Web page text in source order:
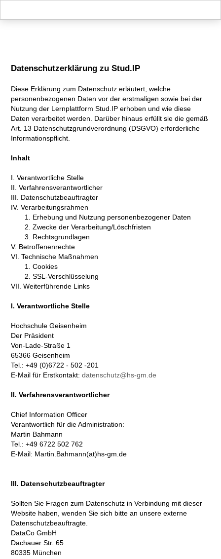
Hauptnavigation
Impressum
Datenschutzerklärung zu Stud.IP
Diese Erklärung zum Datenschutz erläutert, welche
personenbezogenen Daten vor der erstmaligen sowie bei der
Nutzung der Lernplattform Stud.IP erhoben und wie diese
Daten verarbeitet werden. Darüber hinaus erfüllt sie die gemäß
Art. 13 Datenschutzgrundverordnung (DSGVO) erforderliche
Informationspflicht.
Inhalt
I. Verantwortliche Stelle
II. Verfahrensverantwortlicher
III. Datenschutzbeauftragter
IV. Verarbeitungsrahmen
1. Erhebung und Nutzung personenbezogener Daten
2. Zwecke der Verarbeitung/Löschfristen
3. Rechtsgrundlagen
V. Betroffenenrechte
VI. Technische Maßnahmen
1. Cookies
2. SSL-Verschlüsselung
VII. Weiterführende Links
I. Verantwortliche Stelle
Hochschule Geisenheim
Der Präsident
Von-Lade-Straße 1
65366 Geisenheim
Tel.: +49 (0)6722 - 502 -201
E-Mail für Erstkontakt:datenschutz@hs-gm.de
II. Verfahrensverantwortlicher
Chief Information Officer
Verantwortlich für die Administration:
Martin Bahmann
Tel.: +49 6722 502 762
E-Mail: Martin.Bahmann(at)hs-gm.de
III. Datenschutzbeauftragter
Sollten Sie Fragen zum Datenschutz in Verbindung mit dieser
Website haben, wenden Sie sich bitte an unsere externe
Datenschutzbeauftragte.
DataCo GmbH
Dachauer Str. 65
80335 München